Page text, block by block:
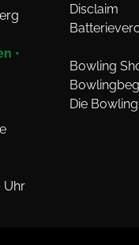
•
Uhr
Disclaim
Bowling
Die